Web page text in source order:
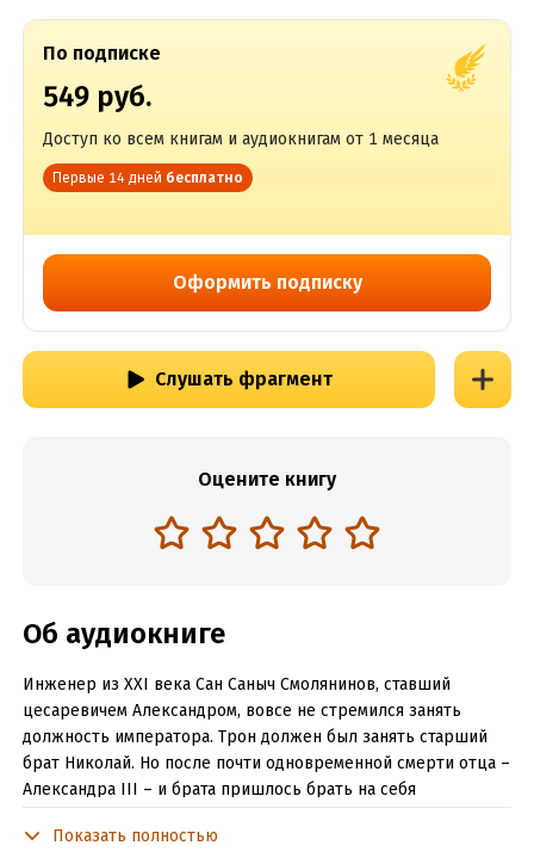
По подписке
549 руб.
Доступ ко всем книгам и аудиокнигам от 1 месяца
Первые 14 дней бесплатно
Оформить подписку
Слушать фрагмент
Оцените книгу
Об аудиокниге
Инженер из XXI века Сан Саныч Смолянинов, ставший
цесаревичем Александром, вовсе не стремился занять
должность императора. Трон должен был занять старший
брат Николай. Но после почти одновременной смерти отца –
Александра III – и брата пришлось брать на себя
Показать полностью